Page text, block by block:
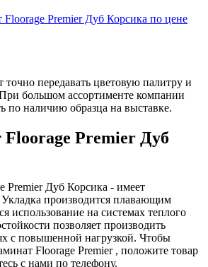
передавать цветовую палитру и
большом ассортименте компании
по наличию образца на выставке.
Floorage Premier Дуб
Premier Дуб Корсика - имеет
Укладка производится плавающим
использование на системах теплого
позволяет производить
с повышенной нагрузкой. Чтобы
Floorage Premier , положите товар
с нами по телефону.